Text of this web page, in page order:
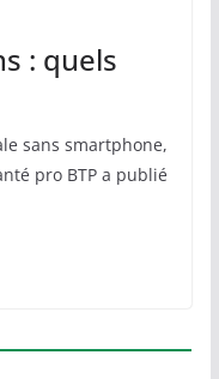
: quels
sans smartphone,
pro BTP a publié